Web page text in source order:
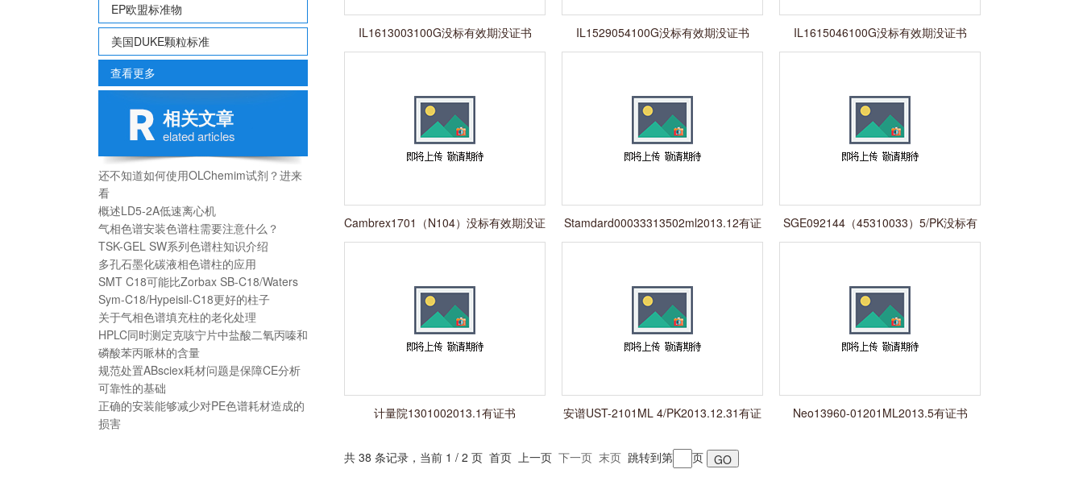
EP欧盟标准物
美国DUKE颗粒标准
查看更多
相关文章
elated articles
还不知道如何使用OLChemim试剂？进来
看
概述LD5-2A低速离心机
气相色谱安装色谱柱需要注意什么？
TSK-GEL SW系列色谱柱知识介绍
多孔石墨化碳液相色谱柱的应用
SMT C18可能比Zorbax SB-C18/Waters
Sym-C18/Hypeisil-C18更好的柱子
关于气相色谱填充柱的老化处理
HPLC同时测定克咳宁片中盐酸二氧丙嗪和
磷酸苯丙哌林的含量
规范处置ABsciex耗材问题是保障CE分析
可靠性的基础
正确的安装能够减少对PE色谱耗材造成的
损害
IL1613003100G没标有效期没证书 IL1529054100G没标有效期没证书 IL1615046100G没标有效期没证书
Cambrex1701（N104）没标有效期没证
书、效期
Stamdard00033313502ml2013.12有证
书
SGE092144（45310033）5/PK没标有
效期没证书
计量院1301002013.1有证书
安谱UST-2101ML 4/PK2013.12.31有证
Neo13960-01201ML2013.5有证书
共 38 条记录，当前 1 / 2 页 首页 上一页 下一页 末页 跳转到第 页